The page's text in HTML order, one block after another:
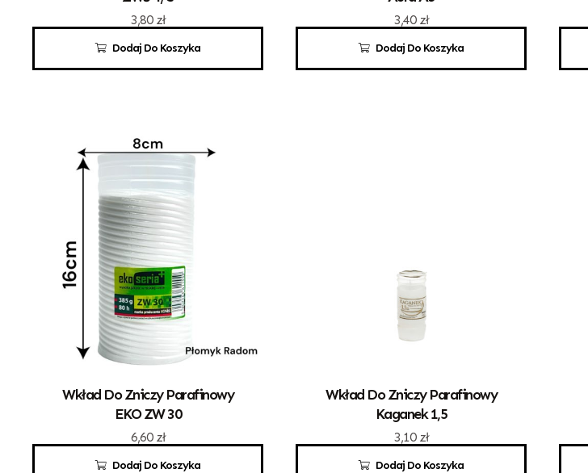
Dodaj Do Koszyka
3,80 zł
Dodaj Do Koszyka
3,40 zł
Dodaj Do Koszyka
Wkład Do Zniczy Parafinowy
EKO ZW 30
6,60 zł
Dodaj Do Koszyka
Wkład Do Zniczy Parafinowy
Kaganek 1,5
3,10 zł